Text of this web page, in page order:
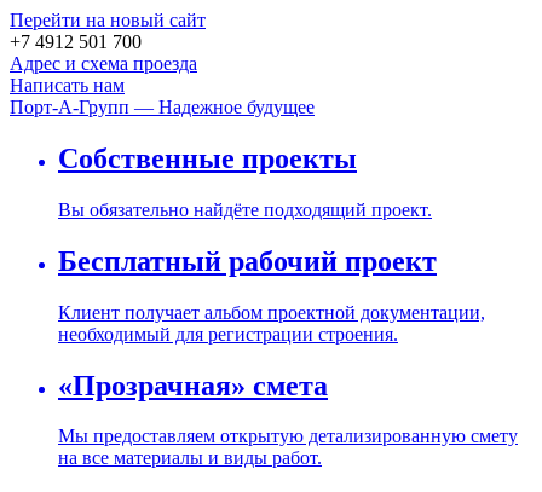
Перейти на новый сайт
+7 4912 501 700
Адрес и схема проезда
Написать нам
Порт-А-Групп — Надежное будущее
Собственные проекты
Вы обязательно найдёте подходящий проект.
Бесплатный рабочий проект
Клиент получает альбом проектной документации,
необходимый для регистрации строения.
«Прозрачная» смета
Мы предоставляем открытую детализированную смету
на все материалы и виды работ.